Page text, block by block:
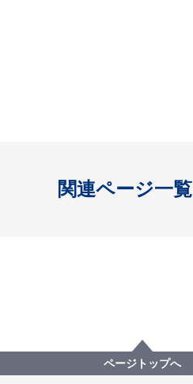
関連ページ一覧
開く
ページトップへ